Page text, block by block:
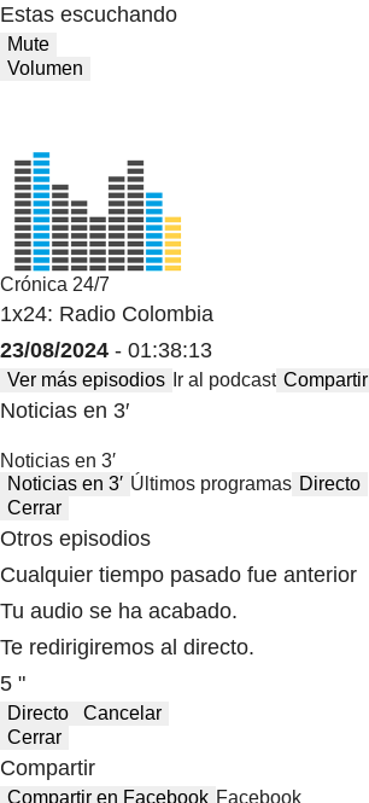
Estas escuchando
Mute
Volumen
Crónica 24/7
1x24: Radio Colombia
23/08/2024 - 01:38:13
Ver más episodios Ir al podcast Compartir
Noticias en 3′
Noticias en 3′
Noticias en 3′ Últimos programas Directo
Cerrar
Otros episodios
Cualquier tiempo pasado fue anterior
Tu audio se ha acabado.
Te redirigiremos al directo.
5 "
Directo
Cancelar
Cerrar
Compartir
Compartir en Facebook Facebook